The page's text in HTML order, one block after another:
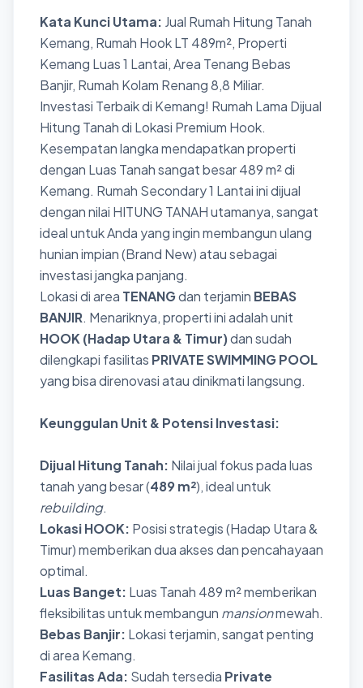
Kata Kunci Utama: Jual Rumah Hitung Tanah
Kemang, Rumah Hook LT 489m², Properti
Kemang Luas 1 Lantai, Area Tenang Bebas
Banjir, Rumah Kolam Renang 8,8 Miliar.
Investasi Terbaik di Kemang! Rumah Lama Dijual
Hitung Tanah di Lokasi Premium Hook.
Kesempatan langka mendapatkan properti
dengan Luas Tanah sangat besar 489 m² di
Kemang. Rumah Secondary 1 Lantai ini dijual
dengan nilai HITUNG TANAH utamanya, sangat
ideal untuk Anda yang ingin membangun ulang
hunian impian (Brand New) atau sebagai
investasi jangka panjang.
Lokasi di area TENANGdan terjamin BEBAS
BANJIR. Menariknya, properti ini adalah unit
HOOK (Hadap Utara & Timur)dan sudah
dilengkapi fasilitas PRIVATE SWIMMING POOL
yang bisa direnovasi atau dinikmati langsung.
Keunggulan Unit & Potensi Investasi:
Dijual Hitung Tanah: Nilai jual fokus pada luas
tanah yang besar (489 m²), ideal untuk
rebuilding.
Lokasi HOOK: Posisi strategis (Hadap Utara &
Timur) memberikan dua akses dan pencahayaan
optimal.
Luas Banget: Luas Tanah 489 m² memberikan
fleksibilitas untuk membangun mansionmewah.
Bebas Banjir: Lokasi terjamin, sangat penting
di area Kemang.
Fasilitas Ada: Sudah tersedia Private